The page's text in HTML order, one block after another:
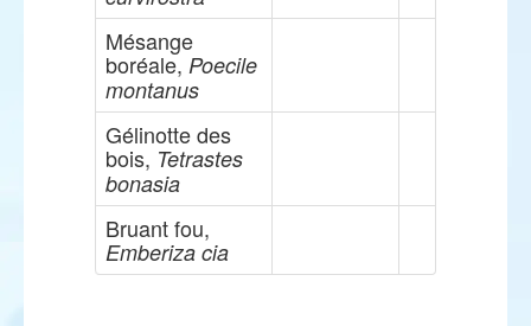
Mésange
boréale, Poecile
montanus
Gélinotte des
bois, Tetrastes
bonasia
Bruant fou,
Emberiza cia